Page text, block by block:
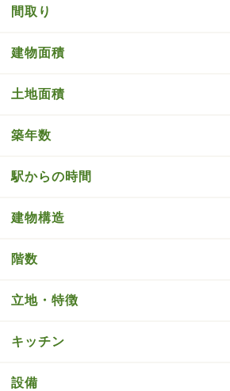
間取り
建物面積
土地面積
築年数
駅からの時間
建物構造
階数
立地・特徴
キッチン
設備